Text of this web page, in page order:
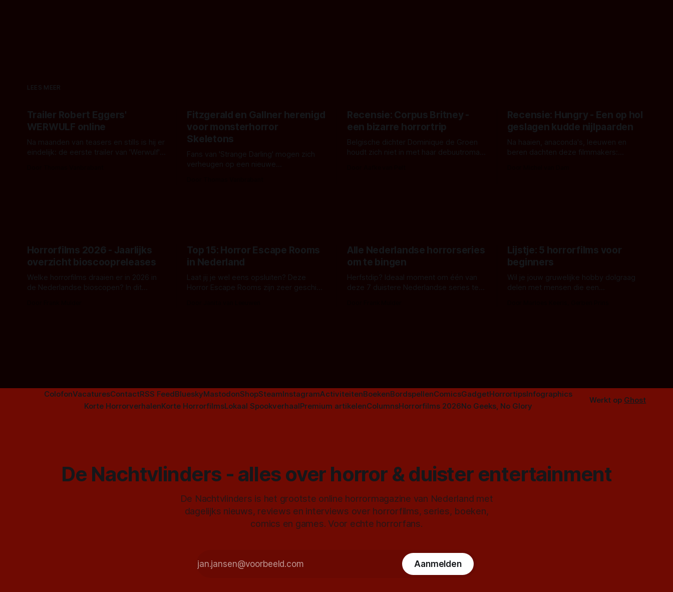
LEES MEER
Trailer Robert Eggers'
WERWULF online
Na maanden van teasers en stills is hij er
eindelijk: de eerste trailer van 'Werwulf'.
Fitzgerald en Gallner herenigd
voor monsterhorror
Skeletons
Fans van 'Strange Darling' mogen zich
verheugen op een nieuwe
Recensie: Corpus Britney -
een bizarre horrortrip
Belgische dichter Dominique de Groen
houdt zich niet in met haar debuutroman.
Recensie: Hungry - Een op hol
geslagen kudde nijlpaarden
Na haaien, anaconda's, leeuwen en
beren dachten deze filmmakers:
Horrorfilms 2026 - Jaarlijks
overzicht bioscoopreleases
Welke horrorfilms draaien er in 2026 in
de Nederlandse bioscopen? In dit
Top 15: Horror Escape Rooms
in Nederland
Laat jij je wel eens opsluiten? Deze
Horror Escape Rooms zijn zeer geschikt
Alle Nederlandse horrorseries
om te bingen
Herfstdip? Ideaal moment om één van
deze 7 duistere Nederlandse series te
Lijstje: 5 horrorfilms voor
beginners
Wil je jouw gruwelijke hobby dolgraag
delen met mensen die een
ColofonVacaturesContactRSS FeedBlueskyMastodonShopSteamInstagramActiviteitenBoekenBordspellenComicsGadgetHorrortipsInfographics
Korte HorrorverhalenKorte HorrorfilmsLokaal SpookverhaalPremium artikelenColumnsHorrorfilms 2026No Geeks, No Glory
Werkt op Ghost
De Nachtvlinders - alles over horror & duister entertainment
De Nachtvlinders is het grootste online horrormagazine van Nederland met
dagelijks nieuws, reviews en interviews over horrorfilms, series, boeken,
comics en games. Voor echte horrorfans.
Aanmelden